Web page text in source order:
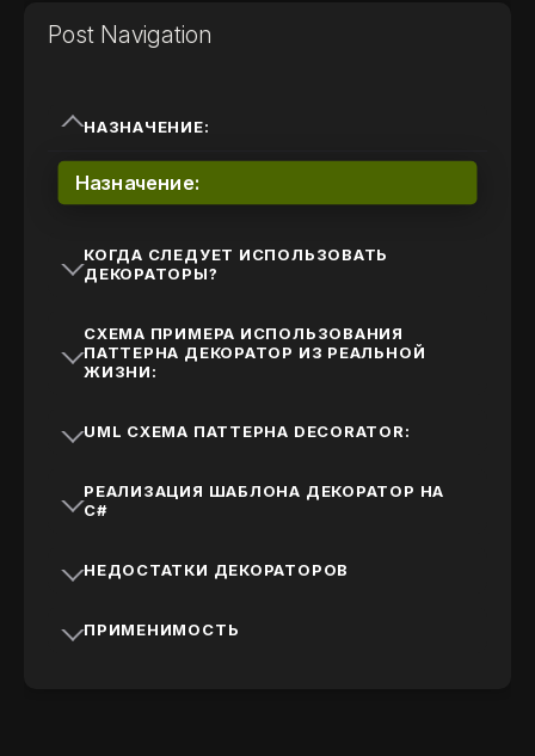
Post Navigation
НАЗНАЧЕНИЕ:
Назначение:
КОГДА СЛЕДУЕТ ИСПОЛЬЗОВАТЬ
ДЕКОРАТОРЫ?
СХЕМА ПРИМЕРА ИСПОЛЬЗОВАНИЯ
ПАТТЕРНА ДЕКОРАТОР ИЗ РЕАЛЬНОЙ
ЖИЗНИ:
UML СХЕМА ПАТТЕРНА DECORATOR:
РЕАЛИЗАЦИЯ ШАБЛОНА ДЕКОРАТОР НА
C#
НЕДОСТАТКИ ДЕКОРАТОРОВ
ПРИМЕНИМОСТЬ